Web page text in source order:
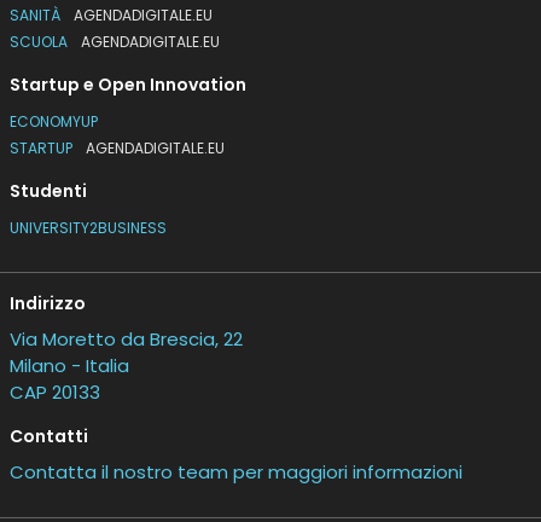
SANITÀ
AGENDADIGITALE.EU
SCUOLA
AGENDADIGITALE.EU
Startup e Open Innovation
ECONOMYUP
STARTUP
AGENDADIGITALE.EU
Studenti
UNIVERSITY2BUSINESS
Indirizzo
Via Moretto da Brescia, 22
Milano - Italia
CAP 20133
Contatti
Contatta il nostro team per maggiori informazioni